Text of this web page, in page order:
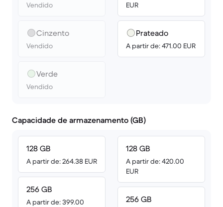
Vendido
Cinzento
Vendido
Verde
Vendido
EUR
Prateado
A partir de: 471.00 EUR
Capacidade de armazenamento (GB)
128 GB
A partir de: 264.38 EUR
256 GB
A partir de: 399.00
128 GB
A partir de: 420.00
EUR
256 GB